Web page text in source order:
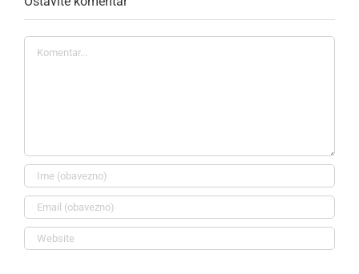
Komentar